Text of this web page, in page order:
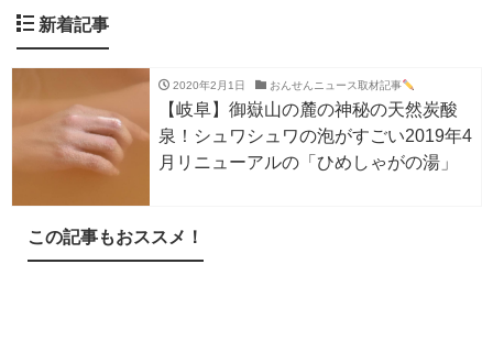
新着記事
2020年2月1日 おんせんニュース取材記事
【岐阜】御嶽山の麓の神秘の天然炭酸
泉！シュワシュワの泡がすごい2019年4
月リニューアルの「ひめしゃがの湯」
この記事もおススメ！